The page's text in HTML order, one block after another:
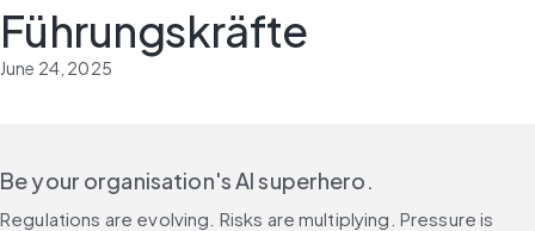
Führungskräfte
June 24, 2025
Be your organisation's AI superhero.
Regulations are evolving. Risks are multiplying. Pressure is